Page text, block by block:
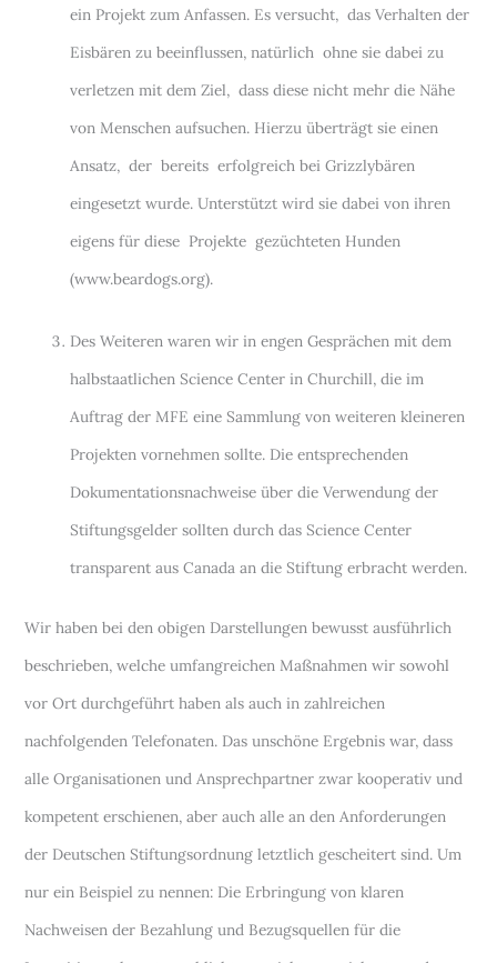
ein Projekt zum Anfassen. Es versucht, das Verhalten der
Eisbären zu beeinflussen, natürlich ohne sie dabei zu
verletzen mit dem Ziel, dass diese nicht mehr die Nähe
von Menschen aufsuchen. Hierzu überträgt sie einen
Ansatz, der bereits erfolgreich bei Grizzlybären
eingesetzt wurde. Unterstützt wird sie dabei von ihren
eigens für diese Projekte gezüchteten Hunden
(www.beardogs.org).
Des Weiteren waren wir in engen Gesprächen mit dem
halbstaatlichen Science Center in Churchill, die im
Auftrag der MFE eine Sammlung von weiteren kleineren
Projekten vornehmen sollte. Die entsprechenden
Dokumentationsnachweise über die Verwendung der
Stiftungsgelder sollten durch das Science Center
transparent aus Canada an die Stiftung erbracht werden.
Wir haben bei den obigen Darstellungen bewusst ausführlich
beschrieben, welche umfangreichen Maßnahmen wir sowohl
vor Ort durchgeführt haben als auch in zahlreichen
nachfolgenden Telefonaten. Das unschöne Ergebnis war, dass
alle Organisationen und Ansprechpartner zwar kooperativ und
kompetent erschienen, aber auch alle an den Anforderungen
der Deutschen Stiftungsordnung letztlich gescheitert sind. Um
nur ein Beispiel zu nennen: Die Erbringung von klaren
Nachweisen der Bezahlung und Bezugsquellen für die